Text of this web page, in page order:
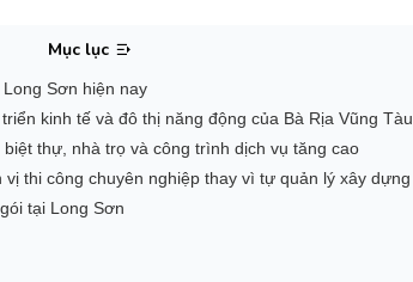
Mục lục
Sơn hiện nay
kinh tế và đô thị năng động của Bà Rịa Vũng Tàu
thự, nhà trọ và công trình dịch vụ tăng cao
thi công chuyên nghiệp thay vì tự quản lý xây dựng
tại Long Sơn